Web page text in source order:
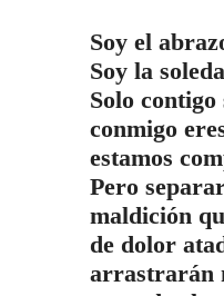
Soy el
Soy la
Solo contigo
conmigo
estamos
Pero
maldición
de dolor
arrastrarán